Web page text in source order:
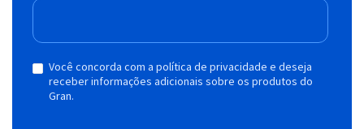
Você concorda com a política de privacidade e deseja
receber informações adicionais sobre os produtos do
Gran.